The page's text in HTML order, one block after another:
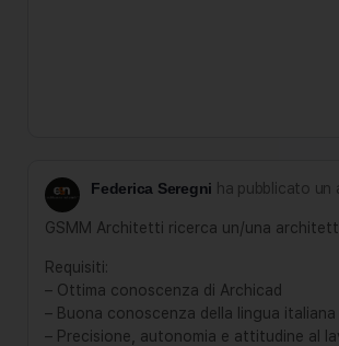
Federica Seregni ha pubblicato
GSMM Architetti ricerca un/una
Requisiti:
– Ottima conoscenza di Archicad
– Buona conoscenza della lingua italiana
– Precisione, autonomia e attitudine al